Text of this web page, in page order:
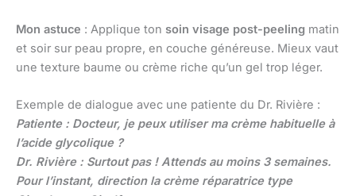
Mon astuce : Applique ton soin visage post-peeling matin
et soir sur peau propre, en couche généreuse. Mieux vaut
une texture baume ou crème riche qu’un gel trop léger.
Exemple de dialogue avec une patiente du Dr. Rivière :
Patiente : Docteur, je peux utiliser ma crème habituelle à
l’acide glycolique ?
Dr. Rivière : Surtout pas ! Attends au moins 3 semaines.
Pour l’instant, direction la crème réparatrice type